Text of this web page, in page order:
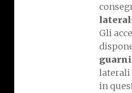
Gli
laterali
in